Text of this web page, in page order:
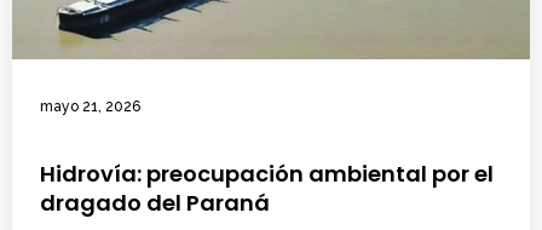
mayo 21, 2026
Hidrovía: preocupación ambiental por el
dragado del Paraná